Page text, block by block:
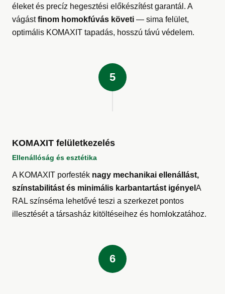
éleket és precíz hegesztési előkészítést garantál. A
vágástfinom homokfúvás követi — sima felület,
optimális KOMAXIT tapadás, hosszú távú védelem.
5
KOMAXIT felületkezelés
Ellenállóság és esztétika
A KOMAXIT porfesték nagy mechanikai ellenállást,
színstabilitást és minimális karbantartást igényel A
RAL színséma lehetővé teszi a szerkezet pontos
illesztését a társasház kitöltéseihez és homlokzatához.
6